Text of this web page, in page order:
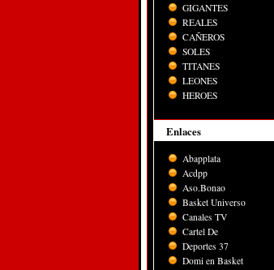
GIGANTES
REALES
CAÑEROS
SOLES
TITANES
LEONES
HEROES
Enlaces
Abapplata
Acdpp
Aso.Bonao
Basket Universo
Canales TV
Cartel De
Deportes 37
Domi en Basket